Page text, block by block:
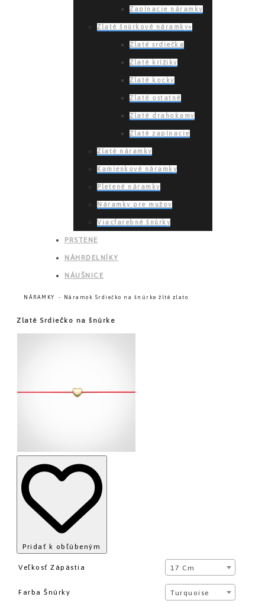
Zapínacie náramky
Zlaté šnúrkové náramky»
Zlaté srdiečka
Zlaté krížiky
Zlaté kocky
Zlaté ostatné
Zlaté drahokamy
Zlaté zapínacie
Zlaté náramky
Kamienkové náramky
Pletené náramky
Náramky pre mužov
Viacfarebné šnúrky
PRSTENE
NÁHRDELNÍKY
NÁUŠNICE
NÁRAMKY Náramok Srdiečko na šnúrke žlté zlato
Zlaté Srdiečko na šnúrke
Pridať k obľúbeným
Veľkosť Zápästia 17 Cm
Farba Šnúrky Turquoise